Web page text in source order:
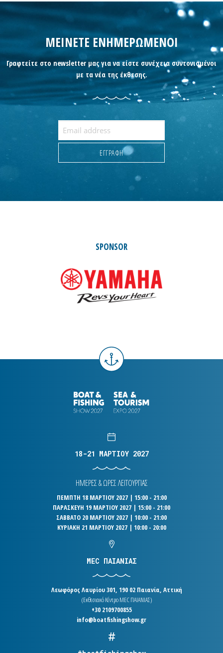
ΜΕΙΝΕΤΕ ΕΝΗΜΕΡΩΜΕΝΟΙ
Γραφτείτε στο newsletter μας για να είστε συνέχεια συντονισμένοι
με τα νέα της έκθεσης.
SPONSOR
18-21 ΜΑΡΤΙΟΥ 2027
ΗΜΕΡΕΣ & ΩΡΕΣ ΛΕΙΤΟΥΡΓΙΑΣ
ΠΕΜΠΤΗ 18 ΜΑΡΤΙΟΥ 2027 | 15:00 - 21:00
ΠΑΡΑΣΚΕΥΗ 19 ΜΑΡΤΙΟΥ 2027 | 15:00 - 21:00
ΣΑΒΒΑΤΟ 20 ΜΑΡΤΙΟΥ 2027 | 10:00 - 21:00
ΚΥΡΙΑΚΗ 21 ΜΑΡΤΙΟΥ 2027 | 10:00 - 20:00
MEC ΠΑΙΑΝΙΑΣ
Λεωφόρος Λαυρίου 301, 190 02 Παιανία, Αττική
(Εκθεσιακό Κέντρο MEC ΠΑΙΑΝΙΑΣ)
+30 2109700855
info@boatfishingshow.gr